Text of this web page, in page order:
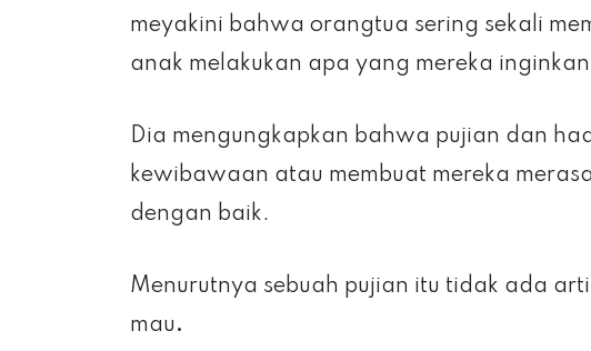
meyakini bahwa orangtua sering sekali
anak melakukan apa yang mereka
Dia mengungkapkan bahwa pujian dan
kewibawaan atau membuat mereka
dengan baik.
Menurutnya sebuah pujian itu tidak ada
mau .